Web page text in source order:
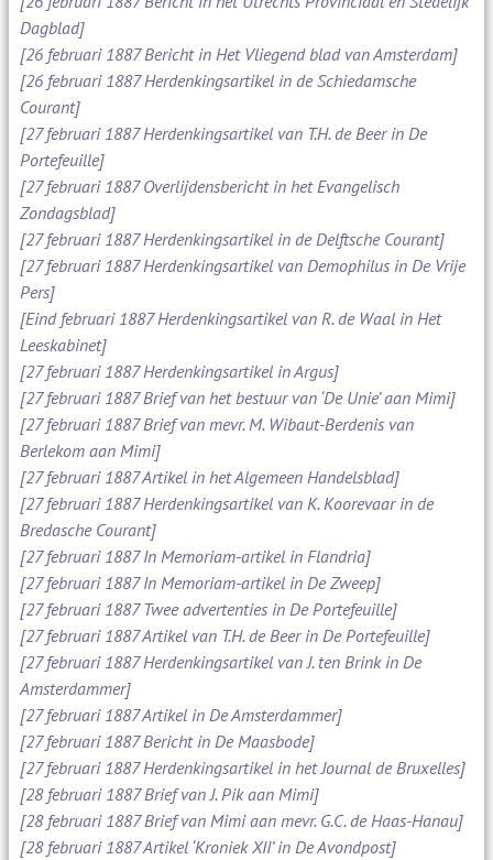
Dagblad]
[26 februari 1887 Bericht in Het Vliegend blad van Amsterdam]
[26 februari 1887 Herdenkingsartikel in de Schiedamsche
Courant]
[27 februari 1887 Herdenkingsartikel van T.H. de Beer in De
Portefeuille]
[27 februari 1887 Overlijdensbericht in het Evangelisch
Zondagsblad]
[27 februari 1887 Herdenkingsartikel in de Delftsche Courant]
[27 februari 1887 Herdenkingsartikel van Demophilus in De Vrije
Pers]
[Eind februari 1887 Herdenkingsartikel van R. de Waal in Het
Leeskabinet]
[27 februari 1887 Herdenkingsartikel in Argus]
[27 februari 1887 Brief van het bestuur van ‘De Unie’ aan Mimi]
[27 februari 1887 Brief van mevr. M. Wibaut-Berdenis van
Berlekom aan Mimi]
[27 februari 1887 Artikel in het Algemeen Handelsblad]
[27 februari 1887 Herdenkingsartikel van K. Koorevaar in de
Bredasche Courant]
[27 februari 1887 In Memoriam-artikel in Flandria]
[27 februari 1887 In Memoriam-artikel in De Zweep]
[27 februari 1887 Twee advertenties in De Portefeuille]
[27 februari 1887 Artikel van T.H. de Beer in De Portefeuille]
[27 februari 1887 Herdenkingsartikel van J. ten Brink in De
Amsterdammer]
[27 februari 1887 Artikel in De Amsterdammer]
[27 februari 1887 Bericht in De Maasbode]
[27 februari 1887 Herdenkingsartikel in het Journal de Bruxelles]
[28 februari 1887 Brief van J. Pik aan Mimi]
[28 februari 1887 Brief van Mimi aan mevr. G.C. de Haas-Hanau]
[28 februari 1887 Artikel ‘Kroniek XII’ in De Avondpost]